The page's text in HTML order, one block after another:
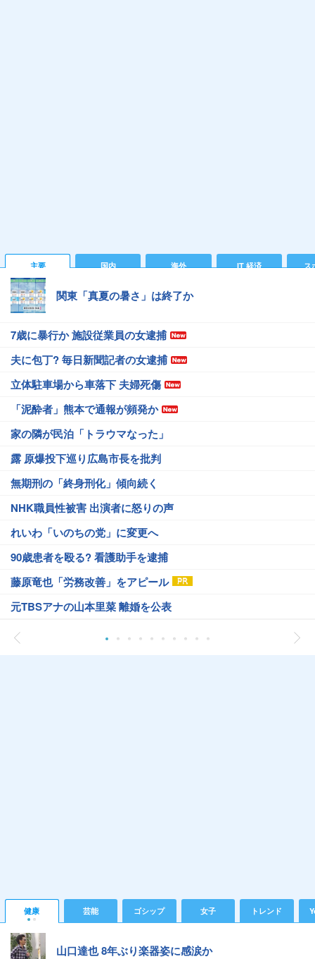
主要 国内 海外 IT 経済 ス
関東「真夏の暑さ」は終了か
7歳に暴行か 施設従業員の女逮捕
夫に包丁? 毎日新聞記者の女逮捕
立体駐車場から車落下 夫婦死傷
「泥酔者」熊本で通報が頻発か
家の隣が民泊「トラウマなった」
露 原爆投下巡り広島市長を批判
無期刑の「終身刑化」傾向続く
NHK職員性被害 出演者に怒りの声
れいわ「いのちの党」に変更へ
90歳患者を殴る? 看護助手を逮捕
藤原竜也「労務改善」をアピール
元TBSアナの山本里菜 離婚を公表
健康 芸能 ゴシップ 女子 トレンド
山口達也 8年ぶり楽器姿に感涙か